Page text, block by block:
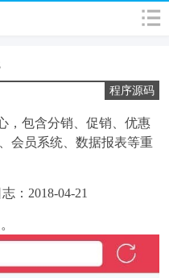
程序源码
，包含分销、促销、优惠
会员系统、数据报表等重
：2018-04-21